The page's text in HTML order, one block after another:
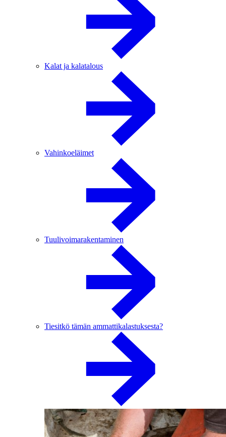
Kalat ja kalatalous
Vahinkoeläimet
Tuulivoimarakentaminen
Tiesitkö tämän ammattikalastuksesta?